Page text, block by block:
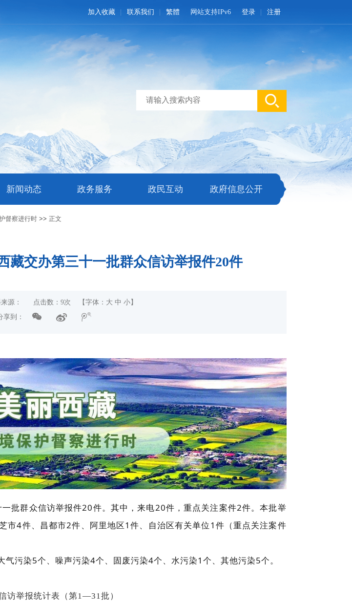
登录 注册
网站支持IPv6
加入收藏 联系我们 繁體
新闻动态 政务服务 政民互动 政府信息公开
督察进行时 >>正文
藏交办第三十一批群众信访举报件20件
来源： 点击数： 9次 【字体： 大 中 小】
享到：
批群众信访举报件20件。其中，来电20件，重点关注案件2件。本批举
市4件、昌都市2件、阿里地区1件、自治区有关单位1件（重点关注案件
污染5个、噪声污染4个、固废污染4个、水污染1个、其他污染5个。
访举报统计表（第1—31批）